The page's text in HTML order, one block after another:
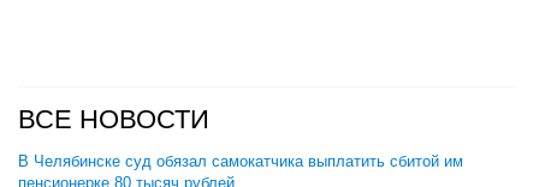
ВСЕ НОВОСТИ
В Челябинске суд обязал самокатчика выплатить сбитой им
пенсионерке 80 тысяч рублей